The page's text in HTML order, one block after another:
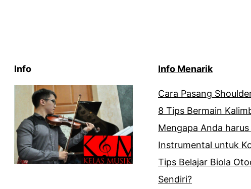
Info Info Menarik
Cara Pasang
8 Tips Bermain
Mengapa Anda
Instrumental untuk
Tips Belajar Biola
Sendiri?